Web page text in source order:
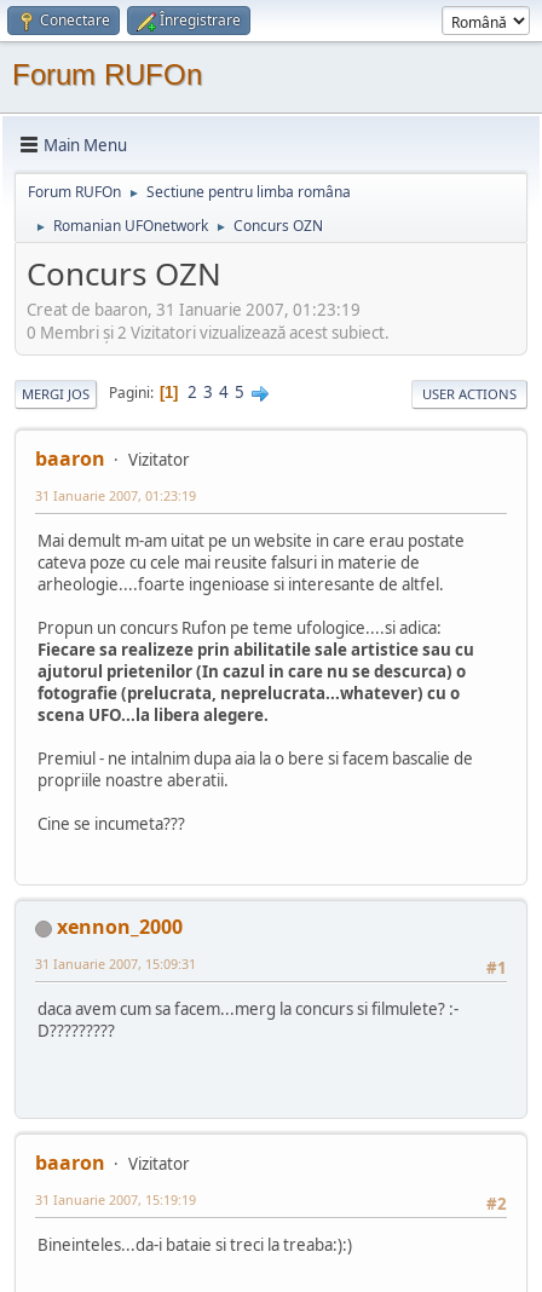
Conectare Înregistrare
Forum RUFOn
Main Menu
Forum RUFOn ► Sectiune pentru limba româna
► Romanian UFOnetwork ► Concurs OZN
Concurs OZN
Creat de baaron, 31 Ianuarie 2007, 01:23:19
0 Membri şi 2 Vizitatori vizualizează acest subiect.
MERGI JOS Pagini 1 2 3 4 5 USER ACTIONS
baaron Vizitator
31 Ianuarie 2007, 01:23:19
Mai demult m-am uitat pe un website in care erau postate
cateva poze cu cele mai reusite falsuri in materie de
arheologie....foarte ingenioase si interesante de altfel.
Propun un concurs Rufon pe teme ufologice....si adica:
Fiecare sa realizeze prin abilitatile sale artistice sau cu
ajutorul prietenilor (In cazul in care nu se descurca) o
fotografie (prelucrata, neprelucrata...whatever) cu o
scena UFO...la libera alegere.
Premiul - ne intalnim dupa aia la o bere si facem bascalie de
propriile noastre aberatii.
Cine se incumeta???
xennon_2000
#1
31 Ianuarie 2007, 15:09:31
daca avem cum sa facem...merg la concurs si filmulete? :-
D?????????
baaron
Vizitator
#2
31 Ianuarie 2007, 15:19:19
Bineinteles...da-i bataie si treci la treaba:):)